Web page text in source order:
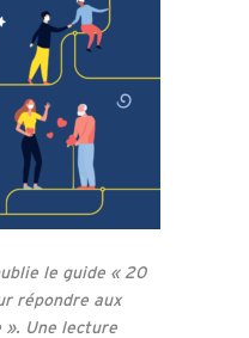
le guide « 20
répondre aux
». Une lecture